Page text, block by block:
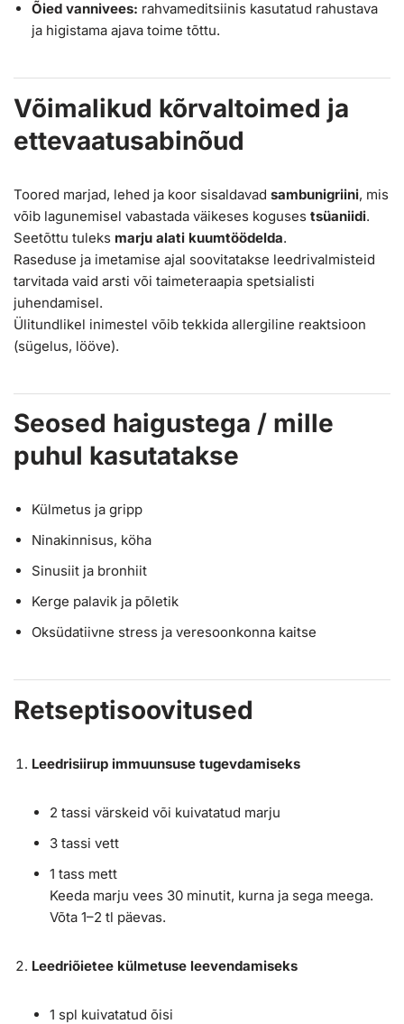
Õied vannivees: rahvameditsiinis kasutatud rahustava
ja higistama ajava toime tõttu.
Võimalikud kõrvaltoimed ja
ettevaatusabinõud
Toored marjad, lehed ja koor sisaldavad sambunigriini, mis
võib lagunemisel vabastada väikeses koguses tsüaniidi.
Seetõttu tuleks marju alati kuumtöödelda.
Raseduse ja imetamise ajal soovitatakse leedrivalmisteid
tarvitada vaid arsti või taimeteraapia spetsialisti
juhendamisel.
Ülitundlikel inimestel võib tekkida allergiline reaktsioon
(sügelus, lööve).
Seosed haigustega / mille
puhul kasutatakse
Külmetus ja gripp
Ninakinnisus, köha
Sinusiit ja bronhiit
Kerge palavik ja põletik
Oksüdatiivne stress ja veresoonkonna kaitse
Retseptisoovitused
Leedrisiirup immuunsuse tugevdamiseks
2 tassi värskeid või kuivatatud marju
3 tassi vett
1 tass mett
Keeda marju vees 30 minutit, kurna ja sega meega.
Võta 1–2 tl päevas.
Leedriõietee külmetuse leevendamiseks
1 spl kuivatatud õisi